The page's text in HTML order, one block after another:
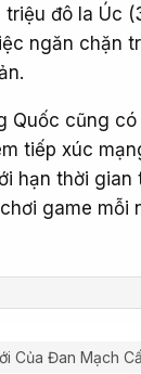
đô la Úc
ngăn chặn
Quốc cũng
tiếp xúc
hạn thời gian
game mỗi
Của Đan Mạch